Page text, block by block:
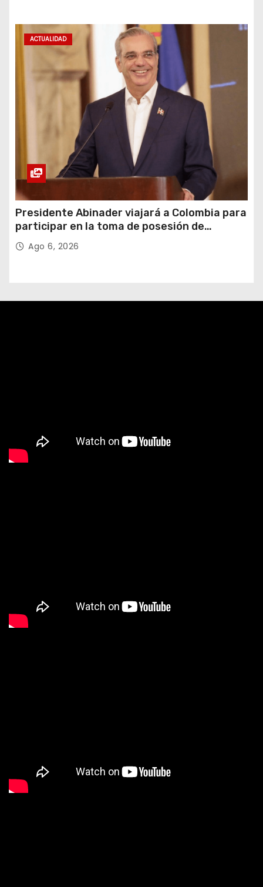
ACTUALIDAD
Presidente Abinader viajará a Colombia para
participar en la toma de posesión de
Abelardo de la Espriella
Ago 6, 2026